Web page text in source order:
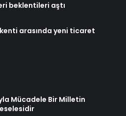
beklentileri aştı
arasında yeni ticaret
Mücadele Bir Milletin